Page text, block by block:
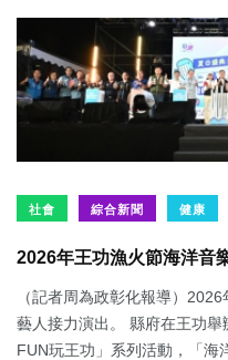
社會 綜合新聞 健康
2026年王功漁火節海洋音
（記者周為政彰化報導）
藝人接力演出。 縣府在王功舉
FUN玩王功」系列活動，「海